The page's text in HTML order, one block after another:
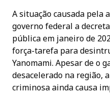
A situação causada pela
governo federal a
pública em janeiro de
força-tarefa para
Yanomami. Apesar de o
desacelerado na região,
criminosa ainda causa